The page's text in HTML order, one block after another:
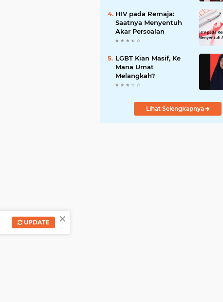
HIV pada Remaja:
Saatnya Menyentuh
Akar Persoalan
LGBT Kian Masif, Ke
Mana Umat
Melangkah?
Lihat Selengkapnya
×
UPDATE